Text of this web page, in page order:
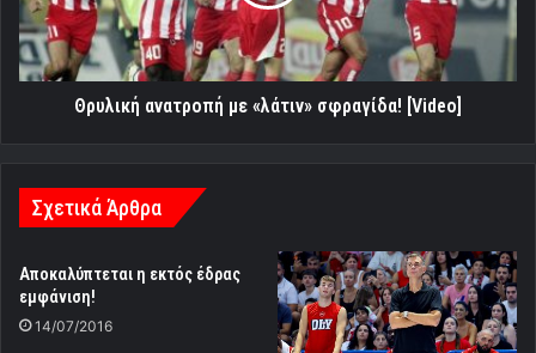
Θρυλική ανατροπή με «λάτιν» σφραγίδα! [Video]
Σχετικά Άρθρα
Αποκαλύπτεται η εκτός έδρας
εμφάνιση!
14/07/2016